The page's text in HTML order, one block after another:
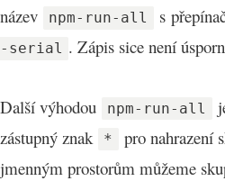
název
npm-run-all s
-serial . Zápis sice není
Další výhodou npm-run-all
zástupný znak
*
pro nahrazení
jmenným prostorům můžeme